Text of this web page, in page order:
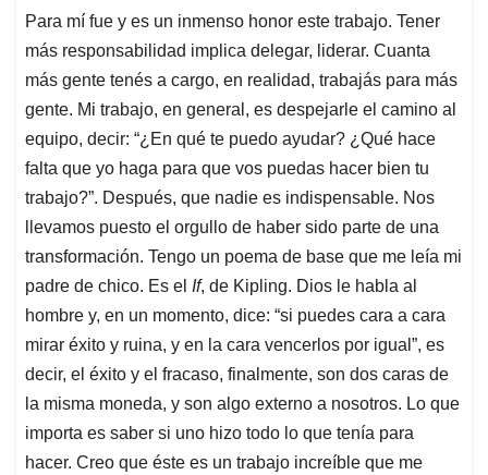
Para mí fue y es un inmenso honor este trabajo. Tener
más responsabilidad implica delegar, liderar. Cuanta
más gente tenés a cargo, en realidad, trabajás para más
gente. Mi trabajo, en general, es despejarle el camino al
equipo, decir: “¿En qué te puedo ayudar? ¿Qué hace
falta que yo haga para que vos puedas hacer bien tu
trabajo?”. Después, que nadie es indispensable. Nos
llevamos puesto el orgullo de haber sido parte de una
transformación. Tengo un poema de base que me leía mi
padre de chico. Es el If, de Kipling. Dios le habla al
hombre y, en un momento, dice: “si puedes cara a cara
mirar éxito y ruina, y en la cara vencerlos por igual”, es
decir, el éxito y el fracaso, finalmente, son dos caras de
la misma moneda, y son algo externo a nosotros. Lo que
importa es saber si uno hizo todo lo que tenía para
hacer. Creo que éste es un trabajo increíble que me